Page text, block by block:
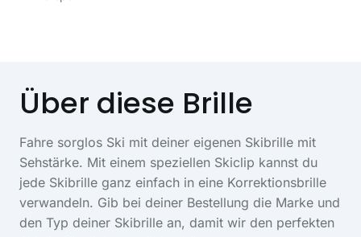
Über diese Brille
Fahre sorglos Ski mit deiner eigenen Skibrille mit
Sehstärke. Mit einem speziellen Skiclip kannst du
jede Skibrille ganz einfach in eine Korrektionsbrille
verwandeln. Gib bei deiner Bestellung die Marke und
den Typ deiner Skibrille an, damit wir den perfekten